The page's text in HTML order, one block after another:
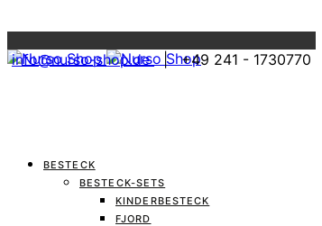
info@nurso-shop.de| +49 241 - 1730770
BESTECK
BESTECK-SETS
KINDERBESTECK
FJORD